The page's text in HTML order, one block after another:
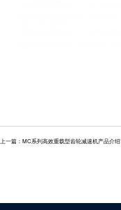
上一篇： MC系列高效重载型齿轮减速机产品介绍